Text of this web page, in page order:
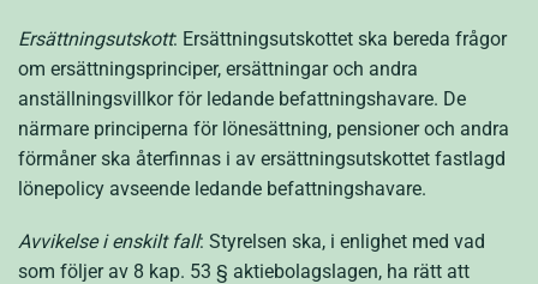
Ersättningsutskott: Ersättningsutskottet ska bereda frågor
om ersättningsprinciper, ersättningar och andra
anställningsvillkor för ledande befattningshavare. De
närmare principerna för lönesättning, pensioner och andra
förmåner ska återfinnas i av ersättningsutskottet fastlagd
lönepolicy avseende ledande befattningshavare.
Avvikelse i enskilt fall: Styrelsen ska, i enlighet med vad
som följer av 8 kap. 53 § aktiebolagslagen, ha rätt att